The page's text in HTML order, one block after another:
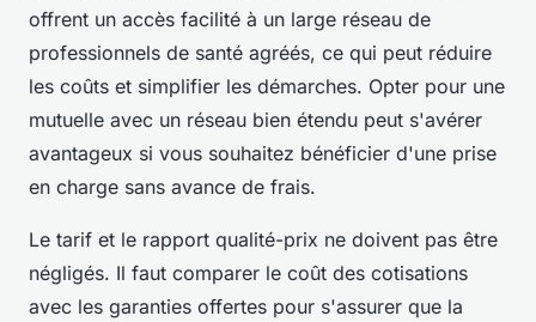
offrent un accès facilité à un large réseau de
professionnels de santé agréés, ce qui peut réduire
les coûts et simplifier les démarches. Opter pour une
mutuelle avec un réseau bien étendu peut s'avérer
avantageux si vous souhaitez bénéficier d'une prise
en charge sans avance de frais.
Le tarif et le rapport qualité-prix ne doivent pas être
négligés. Il faut comparer le coût des cotisations
avec les garanties offertes pour s'assurer que la